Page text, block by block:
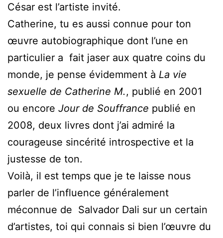
César est l’artiste invité.
Catherine, tu es aussi connue pour ton
œuvre autobiographique dont l’une en
particulier a fait jaser aux quatre coins du
monde, je pense évidemment à La vie
sexuelle de Catherine M., publié en 2001
ou encore Jour de Souffrance publié en
2008, deux livres dont j’ai admiré la
courageuse sincérité introspective et la
justesse de ton.
Voilà, il est temps que je te laisse nous
parler de l’influence généralement
méconnue de Salvador Dali sur un certain
d’artistes, toi qui connais si bien l’œuvre du